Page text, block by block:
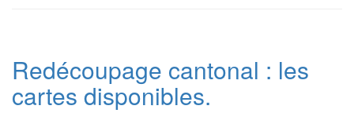
Redécoupage cantonal : les
cartes disponibles.